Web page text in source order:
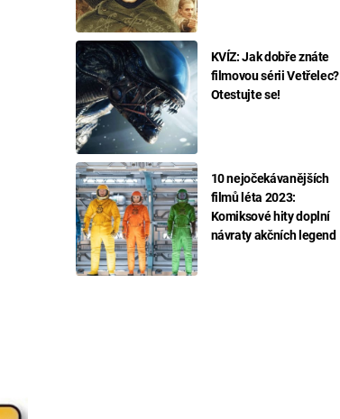
KVÍZ: Jak dobře znáte
filmovou sérii Vetřelec?
Otestujte se!
10 nejočekávanějších
filmů léta 2023:
Komiksové hity doplní
návraty akčních legend